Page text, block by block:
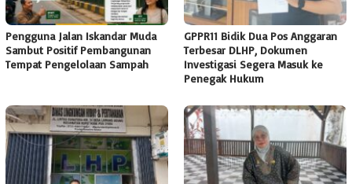
Pengguna Jalan Iskandar Muda
Sambut Positif Pembangunan
Tempat Pengelolaan Sampah
GPPR11 Bidik Dua Pos Anggaran
Terbesar DLHP, Dokumen
Investigasi Segera Masuk ke
Penegak Hukum